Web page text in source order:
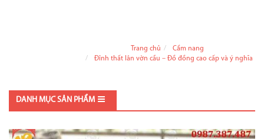
Trang chủ
Cẩm nang
Đỉnh thất lân vờn cầu – Đồ đồng cao cấp và ý nghĩa
DANH MỤC SẢN PHẨM